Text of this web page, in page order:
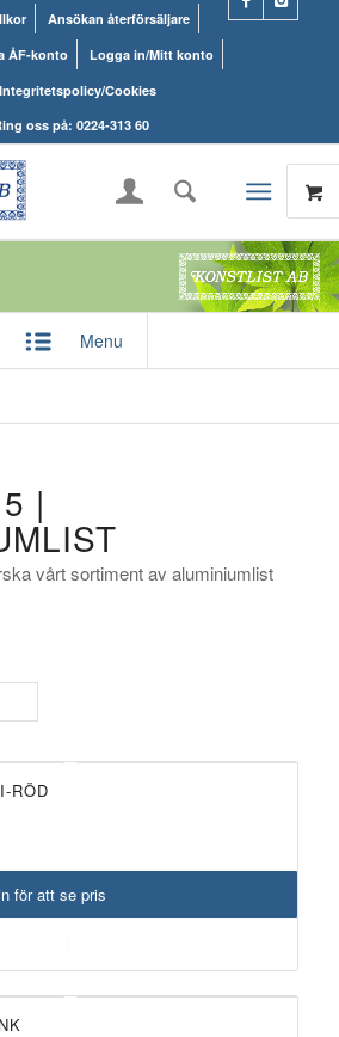
Ansökan återförsäljare
ÅF-konto
Logga in/Mitt konto
Integritetspolicy/Cookies
oss på: 0224-313 60
Menu
|
vårt sortiment av aluminiumlist
RÖD
för att se pris